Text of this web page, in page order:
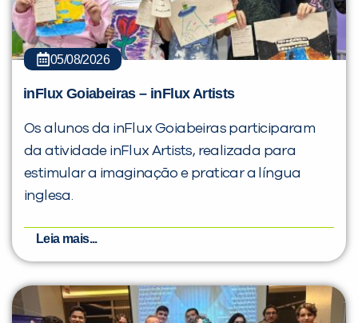
05/08/2026
inFlux Goiabeiras – inFlux Artists
Os alunos da inFlux Goiabeiras participaram
da atividade inFlux Artists, realizada para
estimular a imaginação e praticar a língua
inglesa.
Leia mais...